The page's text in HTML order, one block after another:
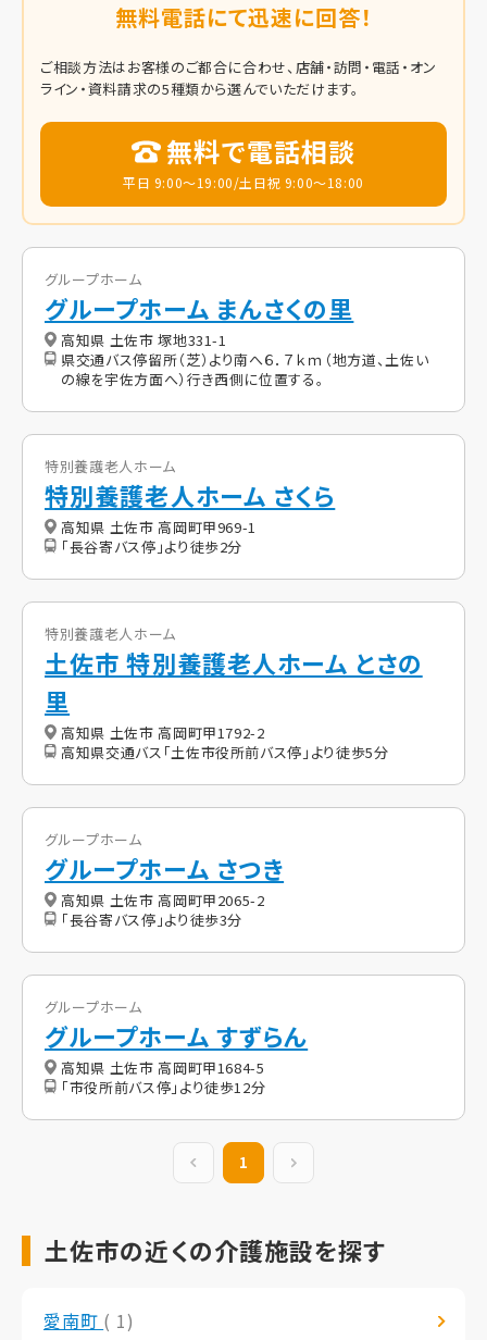
無料電話にて迅速に回答！
ご相談方法はお客様のご都合に合わせ、店舗・訪問・電話・オン
ライン・資料請求の5種類から選んでいただけます。
無料で電話相談
平日 9:00～19:00/土日祝 9:00～18:00
グループホーム
グループホーム まんさくの里
高知県 土佐市 塚地331-1
県交通バス停留所（芝）より南へ６．７ｋｍ（地方道、土佐い
の線を宇佐方面へ）行き西側に位置する。
特別養護老人ホーム
特別養護老人ホーム さくら
高知県 土佐市 高岡町甲969-1
「長谷寄バス停」より徒歩2分
特別養護老人ホーム
土佐市 特別養護老人ホーム とさの
里
高知県 土佐市 高岡町甲1792-2
高知県交通バス「土佐市役所前バス停」より徒歩5分
グループホーム
グループホーム さつき
高知県 土佐市 高岡町甲2065-2
「長谷寄バス停」より徒歩3分
グループホーム
グループホーム すずらん
高知県 土佐市 高岡町甲1684-5
「市役所前バス停」より徒歩12分
前の20件
1
土佐市の近くの介護施設を探す
愛南町 ( 1)